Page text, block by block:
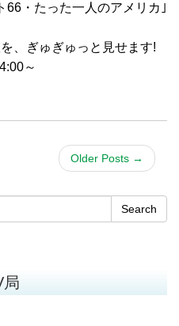
66・たった一人のアメリカ｣
、ぎゅぎゅっと見せます!
～
Older Posts →
Search
局